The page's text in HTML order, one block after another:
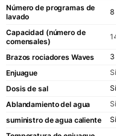
Número de programas de
lavado
8
Capacidad (número de
comensales)
Brazos rociadores Waves
3
Enjuague
Sí
Dosis de sal
Sí
Ablandamiento del agua
Sí
suministro de agua caliente
Sí